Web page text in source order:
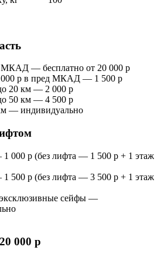
МКАД — бесплатно от 20 000 р
р в пред МКАД — 1 500 р
20 км — 2 000 р
50 км — 4 500 р
— индивидуально
000 р (без лифта — 1 500 р + 1 этаж
500 р (без лифта — 3 500 р + 1 этаж
эксклюзивные сейфы —
000 р